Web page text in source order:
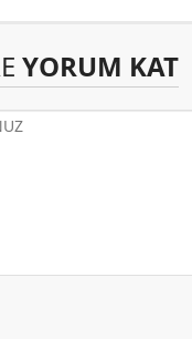
YORUM KAT